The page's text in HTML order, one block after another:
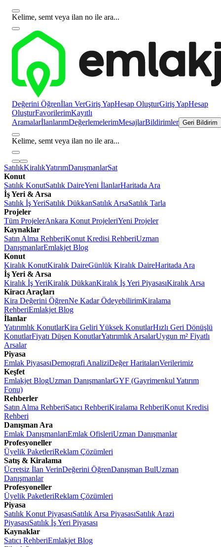
Kelime, semt veya ilan no ile ara...
Değerini Öğrenİlan VerGiriş YapHesap OluşturGiriş YapHesap
OluşturFavorilerimKayıtlı
AramalarİlanlarımDeğerlemelerimMesajlarBildirimler Geri Bildirim
Kelime, semt veya ilan no ile ara...
SatılıkKiralıkYatırımDanışmanlarSat
Konut
Satılık KonutSatılık DaireYeni İlanlarHaritada Ara
İş Yeri & Arsa
Satılık İş YeriSatılık DükkanSatılık ArsaSatılık Tarla
Projeler
Tüm ProjelerAnkara Konut ProjeleriYeni Projeler
Kaynaklar
Satın Alma RehberiKonut Kredisi RehberiUzman
DanışmanlarEmlakjet Blog
Konut
Kiralık KonutKiralık DaireGünlük Kiralık DaireHaritada Ara
İş Yeri & Arsa
Kiralık İş YeriKiralık DükkanKiralık İş Yeri PiyasasıKiralık Arsa
Kiracı Araçları
Kira Değerini ÖğrenNe Kadar ÖdeyebilirimKiralama
RehberiEmlakjet Blog
İlanlar
Yatırımlık KonutlarKira Geliri Yüksek KonutlarHızlı Geri Dönüşlü
KonutlarFiyatı Düşen KonutlarYatırımlık ArsalarUygun m² Fiyatlı
Arsalar
Piyasa
Emlak PiyasasıDemografi AnaliziDeğer HaritalarıVerilerimiz
Keşfet
Emlakjet BlogUzman DanışmanlarGYF (Gayrimenkul Yatırım
Fonu)
Rehberler
Satın Alma RehberiSatıcı RehberiKiralama RehberiKonut Kredisi
Rehberi
Danışman Ara
Emlak DanışmanlarıEmlak OfisleriUzman Danışmanlar
Profesyoneller
Üyelik PaketleriReklam Çözümleri
Satış & Kiralama
Ücretsiz İlan VerinDeğerini ÖğrenDanışman BulUzman
Danışmanlar
Profesyoneller
Üyelik PaketleriReklam Çözümleri
Piyasa
Satılık Konut PiyasasıSatılık Arsa PiyasasıSatılık Arazi
PiyasasıSatılık İş Yeri Piyasası
Kaynaklar
Satıcı RehberiEmlakjet Blog